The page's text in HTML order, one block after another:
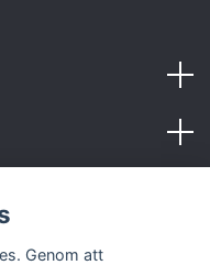
Genom att